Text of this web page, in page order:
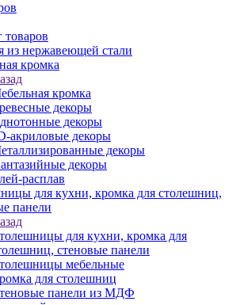
товаров
из нержавеющей стали
кромка
кромка
декоры
декоры
акриловые декоры
декоры
декоры
расплав
для кухни, кромка для столешниц,
панели
для кухни, кромка для
стеновые панели
мебельные
для столешниц
панели из МДФ